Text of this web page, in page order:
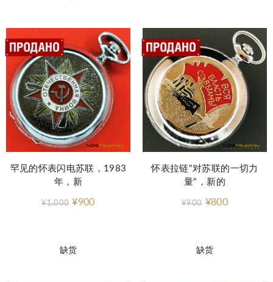
缺货
罕见的怀表闪电苏联，1983
年，新
¥1,000 ¥900
缺货
怀表拉链"对苏联的一切力
量"，新的
¥900 ¥800